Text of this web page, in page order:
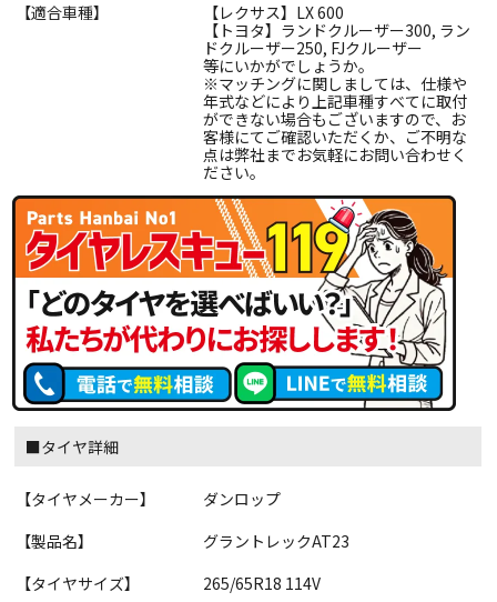
【適合車種】
【レクサス】LX 600
【トヨタ】ランドクルーザー300, ラン
ドクルーザー250, FJクルーザー
等にいかがでしょうか。
※マッチングに関しましては、仕様や
年式などにより上記車種すべてに取付
ができない場合もございますので、お
客様にてご確認いただくか、ご不明な
点は弊社までお気軽にお問い合わせく
ださい。
■タイヤ詳細
【タイヤメーカー】
ダンロップ
【製品名】
グラントレックAT23
【タイヤサイズ】
265/65R18 114V